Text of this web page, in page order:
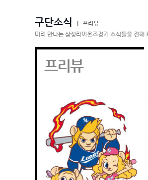
구단소식
프리뷰
미리 만나는 삼성라이온즈경기 소식들을 전해
프리뷰